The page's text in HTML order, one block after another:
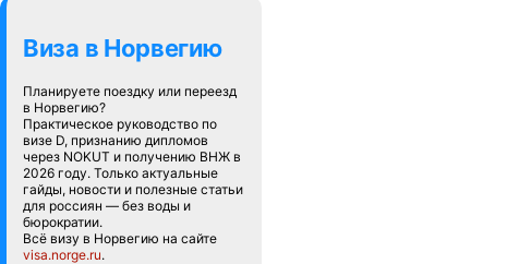
Виза в Норвегию
Планируете поездку или переезд
в Норвегию?
Практическое руководство по
визе D, признанию дипломов
через NOKUT и получению ВНЖ в
2026 году. Только актуальные
гайды, новости и полезные статьи
для россиян — без воды и
бюрократии.
Всё визу в Норвегию на сайте
visa.norge.ru.